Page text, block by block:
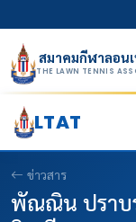
สมาคมกีฬาลอน
THE LAWN TENNIS
LTAT
ข่าวสาร
พัณณิน ปราบ